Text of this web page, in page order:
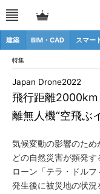
建築 BIM・CAD スマー
特集
飛行距離2000km
離無人機“空飛ぶ
Japan Drone2022
気候変動の影響のた
どの自然災害が頻発
ローン「テラ・ドル
発生後に被災地の状況